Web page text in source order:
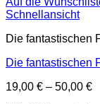
Schnellansicht
Die fantastischen
Die fantastischen
19,00 € – 50,00 €